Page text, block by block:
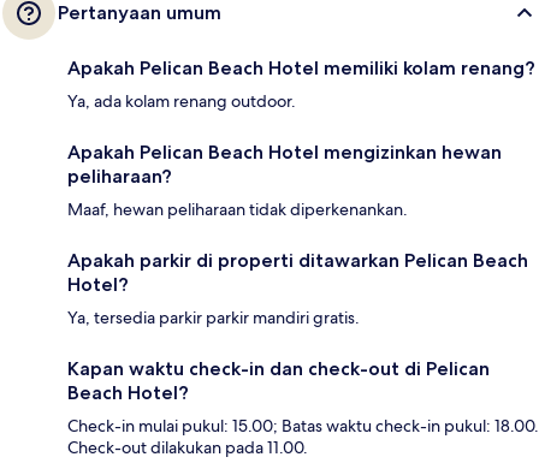
Pertanyaan umum
Apakah Pelican Beach Hotel memiliki kolam renang?
Ya, ada kolam renang outdoor.
Apakah Pelican Beach Hotel mengizinkan hewan
peliharaan?
Maaf, hewan peliharaan tidak diperkenankan.
Apakah parkir di properti ditawarkan Pelican Beach
Hotel?
Ya, tersedia parkir parkir mandiri gratis.
Kapan waktu check-in dan check-out di Pelican
Beach Hotel?
Check-in mulai pukul: 15.00; Batas waktu check-in pukul: 18.00.
Check-out dilakukan pada 11.00.